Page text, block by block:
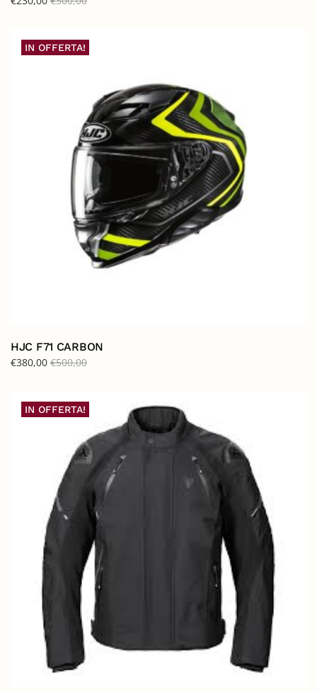
IN OFFERTA!
HJC F71 CARBON
€380,00 €500,00
IN OFFERTA!